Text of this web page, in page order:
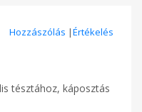
Hozzászólás |Értékelés
tésztához, káposztás